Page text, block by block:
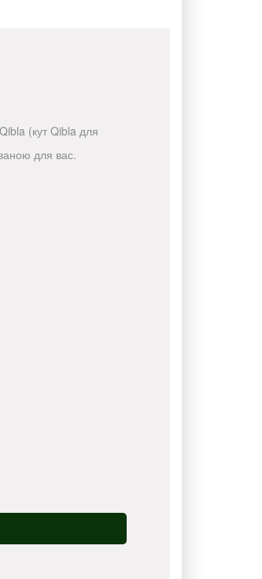
(кут Qibla для
для вас.